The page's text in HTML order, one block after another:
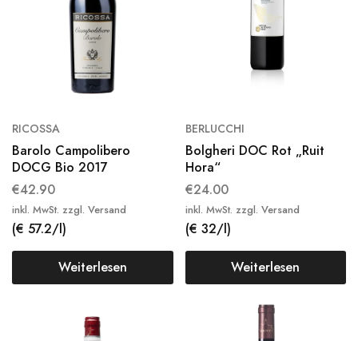
RICOSSA
Barolo Campolibero
DOCG Bio 2017
€42.90
inkl. MwSt. zzgl. Versand
(€ 57.2/l)
Weiterlesen
BERLUCCHI
Bolgheri DOC Rot „Ruit
Hora“
€24.00
inkl. MwSt. zzgl. Versand
(€ 32/l)
Weiterlesen